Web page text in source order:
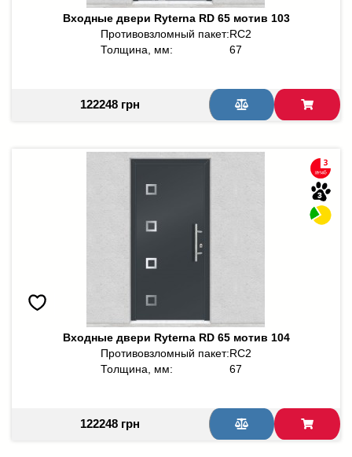
Входные двери Ryterna RD 65 мотив 103
Противовзломный пакет:RC2
Толщина, мм:
67
122248 грн
Входные двери Ryterna RD 65 мотив 104
Противовзломный пакет:RC2
Толщина, мм:
67
122248 грн